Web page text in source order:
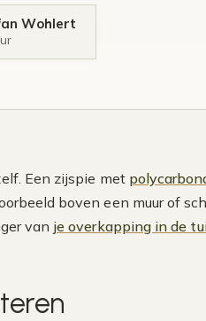
Wohlert
Een zijspie met
boven een muur of
van je overkapping in de